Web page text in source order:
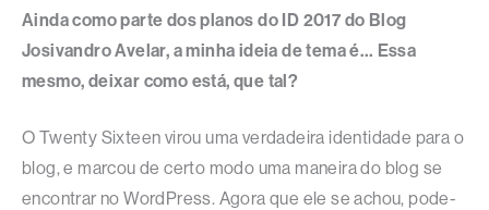
Ainda como parte dos planos do ID 2017 do Blog
Josivandro Avelar, a minha ideia de tema é… Essa
mesmo, deixar como está, que tal?
O Twenty Sixteen virou uma verdadeira identidade para o
blog, e marcou de certo modo uma maneira do blog se
encontrar no WordPress. Agora que ele se achou, pode-